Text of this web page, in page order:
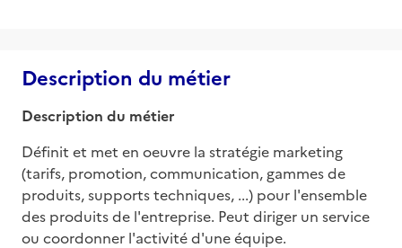
Description du métier
Description du métier
Définit et met en oeuvre la stratégie marketing
(tarifs, promotion, communication, gammes de
produits, supports techniques, ...) pour l'ensemble
des produits de l'entreprise. Peut diriger un service
ou coordonner l'activité d'une équipe.